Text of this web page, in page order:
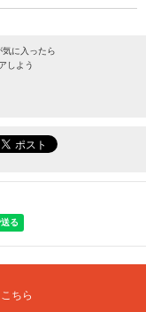
気に入ったら
しよう
届けします。
ちら